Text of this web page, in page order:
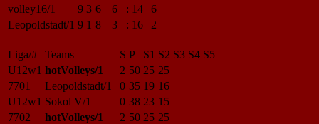
volley16/1
9 3 6 6 : 14
6
Leopoldstadt/1 9 1 8 3 : 16 2
Liga/# Teams S P S1 S2 S3 S4 S5
U12w1 hotVolleys/1 2 50 25 25
7701
Leopoldstadt/1 0 35 19 16
U12w1 Sokol V/1 0 38 23 15
7702
hotVolleys/1 2 50 25 25